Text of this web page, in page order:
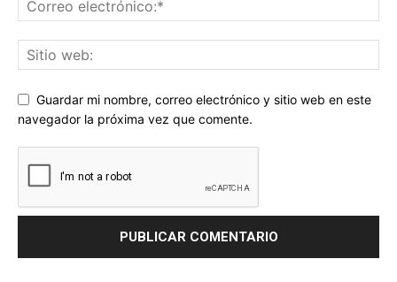
Guardar mi nombre, correo electrónico y sitio web en este
navegador la próxima vez que comente.